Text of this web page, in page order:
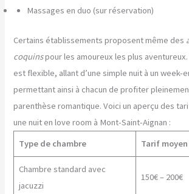
Massages en duo (sur réservation)
Certains établissements proposent même des
coquinspour les amoureux les plus
est flexible, allant d’une simple nuit à un week-
permettant ainsi à chacun de profiter
parenthèse romantique. Voici un aperçu des
une nuit en love room à Mont-Saint-Aignan :
Type de chambre
Tarif moyen
Chambre standard avec
jacuzzi
150€ – 200€